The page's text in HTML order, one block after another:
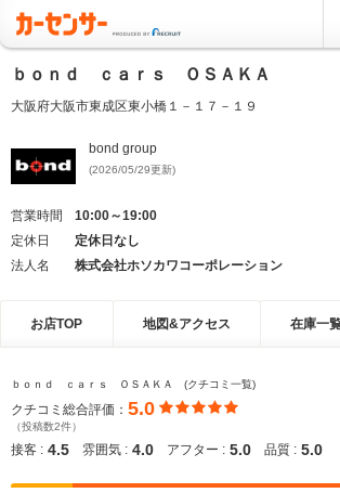
ｂｏｎｄ ｃａｒｓ ＯＳＡＫＡ
大阪府大阪市東成区東小橋１－１７－１９
bond group
(2026/05/29更新)
営業時間
10:00～19:00
定休日
定休日なし
法人名
株式会社ホソカワコーポレーション
お店TOP 地図&アクセス 在庫一
ｂｏｎｄ ｃａｒｓ ＯＳＡＫＡ (クチコミ一覧)
クチコミ総合評価： 5.0
（投稿数2件）
接客 : 4.5 雰囲気 : 4.0 アフター : 5.0 品質 : 5.0